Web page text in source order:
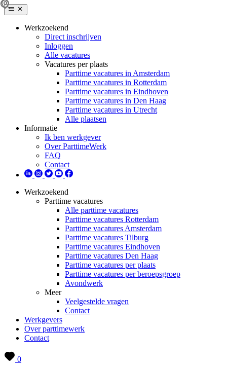
Werkzoekend
Direct inschrijven
Inloggen
Alle vacatures
Vacatures per plaats
Parttime vacatures in Amsterdam
Parttime vacatures in Rotterdam
Parttime vacatures in Eindhoven
Parttime vacatures in Den Haag
Parttime vacatures in Utrecht
Alle plaatsen
Informatie
Ik ben werkgever
Over ParttimeWerk
FAQ
Contact
Werkzoekend
Parttime vacatures
Alle parttime vacatures
Parttime vacatures Rotterdam
Parttime vacatures Amsterdam
Parttime vacatures Tilburg
Parttime vacatures Eindhoven
Parttime vacatures Den Haag
Parttime vacatures per plaats
Parttime vacatures per beroepsgroep
Avondwerk
Meer
Veelgestelde vragen
Contact
Werkgevers
Over parttimewerk
Contact
0